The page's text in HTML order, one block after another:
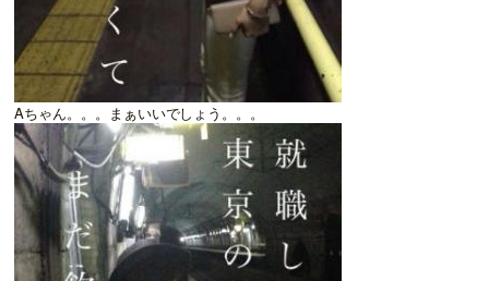
Aちゃん。。。まぁいいでしょう。。。